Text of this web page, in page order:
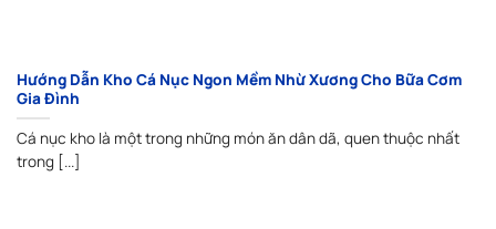
Hướng Dẫn Kho Cá Nục Ngon Mềm Nhừ Xương Cho Bữa Cơm
Gia Đình
Cá nục kho là một trong những món ăn dân dã, quen thuộc nhất
trong [...]